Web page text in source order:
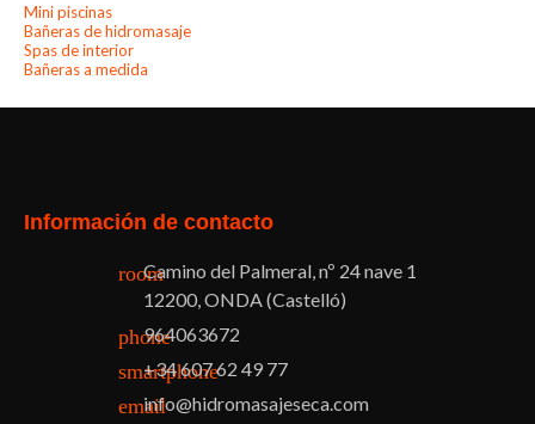
Mini piscinas
Bañeras de hidromasaje
Spas de interior
Bañeras a medida
Información de contacto
roomCamino del Palmeral, nº 24 nave 1
12200, ONDA (Castelló)
phone964063672
smartphone
+34 607 62 49 77
emailinfo@hidromasajeseca.com